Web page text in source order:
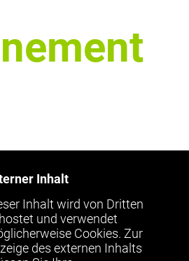
Inhalt
Inhalt wird von Dritten
und verwendet
Cookies. Zur
des externen Inhalts